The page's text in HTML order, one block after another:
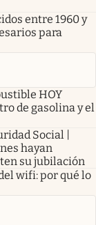
entre 1960 y
para
HOY
de gasolina y el
Social |
hayan
su jubilación
wifi: por qué lo